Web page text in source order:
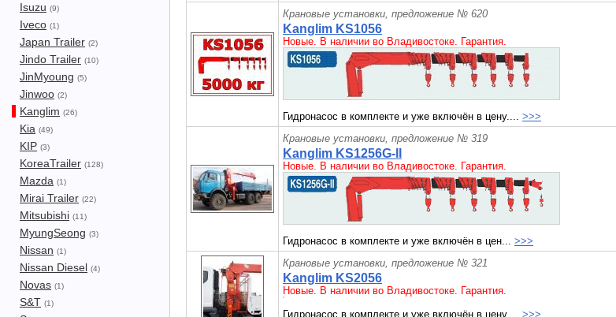
Isuzu (9)
Iveco (1)
Japan Trailer (2)
Jindo Trailer (10)
JinMyoung (5)
Jinwoo (2)
Kanglim (26)
Kia (49)
KIP (3)
KoreaTrailer (128)
Mazda (1)
Mirai Trailer (22)
Mitsubishi (11)
MyungSeong (3)
Nissan (1)
Nissan Diesel (4)
Novas (1)
S&T (1)
Крановые установки, предложение № 620
Kanglim KS1056
Новые. В наличии во Владивостоке. Гарантия.
Гидронасос в комплекте и уже включён в цену.... >>>
Крановые установки, предложение № 319
Kanglim KS1256G-II
Новые. В наличии во Владивостоке. Гарантия.
Гидронасос в комплекте и уже включён в цен... >>>
Крановые установки, предложение № 321
Kanglim KS2056
Новые. В наличии во Владивостоке. Гарантия.
Гидронасос в комплекте и уже включён в цену.... >>>